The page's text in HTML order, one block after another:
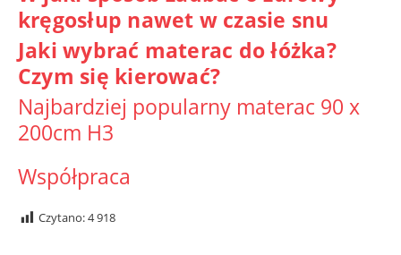
kręgosłup nawet w czasie snu
Jaki wybrać materac do łóżka?
Czym się kierować?
Najbardziej popularny materac 90 x
200cm H3
Współpraca
Czytano:4 918